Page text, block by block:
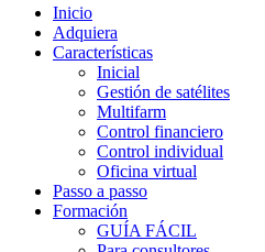
Inicio
Adquiera
Características
Inicial
Gestión de satélites
Multifarm
Control financiero
Control individual
Oficina virtual
Passo a passo
Formación
GUÍA FÁCIL